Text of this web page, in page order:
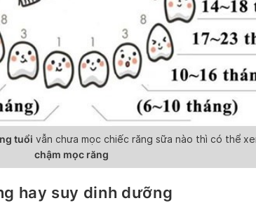
tuổi vẫn chưa mọc chiếc răng sữa nào thì có thể
chậm mọc răng
hay suy dinh dưỡng